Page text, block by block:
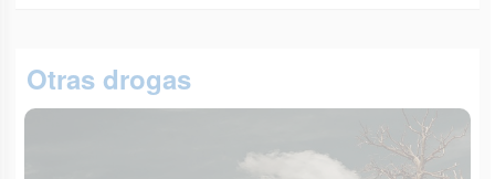
Otras drogas